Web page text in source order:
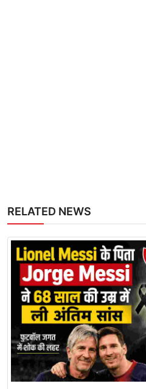
RELATED NEWS